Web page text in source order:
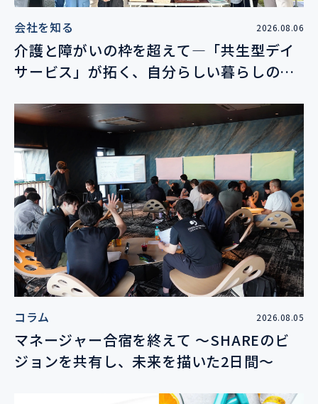
会社を知る 2026.08.06
介護と障がいの枠を超えて―「共生型デイ
サービス」が拓く、自分らしい暮らしの未
コラム 2026.08.05
マネージャー合宿を終えて 〜SHAREのビ
ジョンを共有し、未来を描いた2日間〜